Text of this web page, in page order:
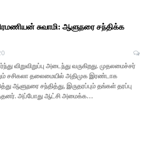
சுவாமி: ஆளுநரை சந்திக்க
விறுவிறுப்பு அடைந்து வருகிறது. முதலமைச்சர்
சசிகலா தலைமையில் அதிமுக இரண்டாக
ஆளுநரை சந்தித்து, இருதரப்பும் தங்கள் தரப்பு
அப்போது ஆட்சி அமைக்க…